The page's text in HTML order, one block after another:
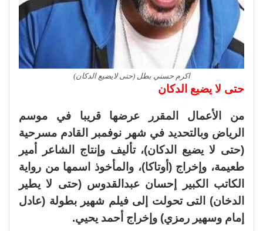
اكرم حسني بطل (حتى لايضيع الدكان)
حتى لا يضيع الدكان
من الأعمال المقرر عرضها قريبا في موسم
الرياض وبالتحديد في شهر نوفمبر القادم مسرحية
(حتى لا يضيع الدكان)، تأليف وإنتاج الشاعر أمير
طعيمة، وإخراج (أوتاكا)، والمأخوذ اسمها من رواية
الكاتب الكبير إحسان عبدالقدوس (حتى لا يطير
الدخان) التى تحولت إلى فيلم شهير بطولة (عادل
إمام وسهير رمزي) وإخراج أحمد يحيي.